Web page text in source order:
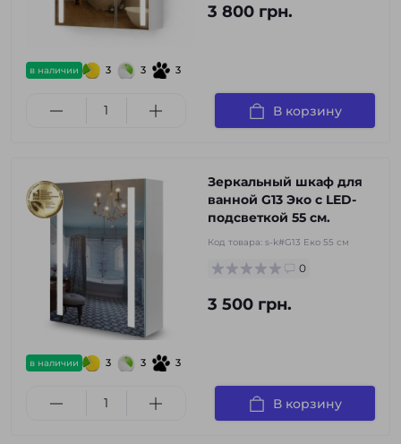
в наличии 3 3 3
3 800 грн.
В корзину
в наличии 3 3 3
Зеркальный шкаф для
ванной G13 Эко с LED-
подсветкой 55 см.
Код товара: s-k#G13 Еко 55 см
0
3 500 грн.
В корзину